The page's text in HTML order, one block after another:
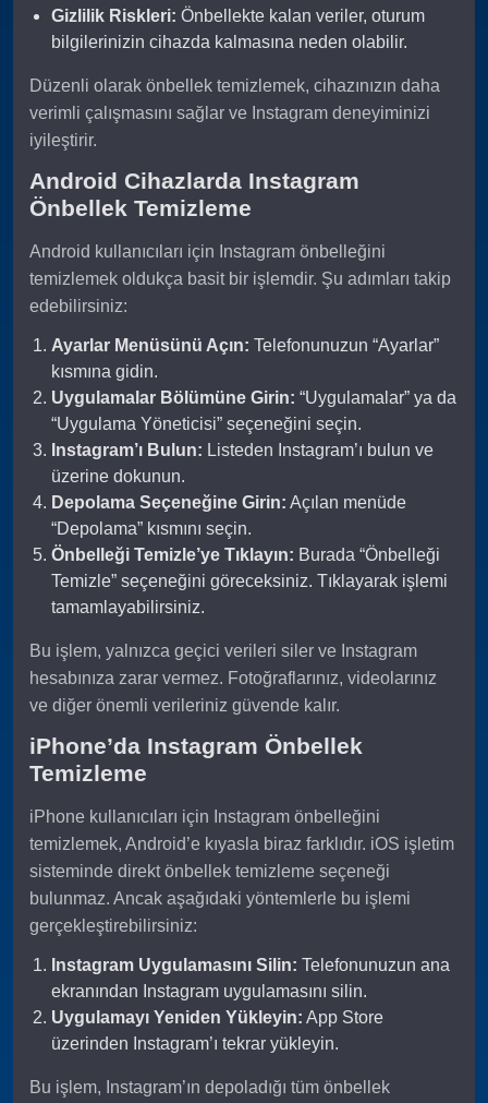
Gizlilik Riskleri: Önbellekte kalan veriler, oturum
bilgilerinizin cihazda kalmasına neden olabilir.
Düzenli olarak önbellek temizlemek, cihazınızın daha
verimli çalışmasını sağlar ve Instagram deneyiminizi
iyileştirir.
Android Cihazlarda Instagram
Önbellek Temizleme
Android kullanıcıları için Instagram önbelleğini
temizlemek oldukça basit bir işlemdir. Şu adımları takip
edebilirsiniz:
Ayarlar Menüsünü Açın: Telefonunuzun “Ayarlar”
kısmına gidin.
Uygulamalar Bölümüne Girin: “Uygulamalar” ya da
“Uygulama Yöneticisi” seçeneğini seçin.
Instagram’ı Bulun: Listeden Instagram’ı bulun ve
üzerine dokunun.
Depolama Seçeneğine Girin: Açılan menüde
“Depolama” kısmını seçin.
Önbelleği Temizle’ye Tıklayın: Burada “Önbelleği
Temizle” seçeneğini göreceksiniz. Tıklayarak işlemi
tamamlayabilirsiniz.
Bu işlem, yalnızca geçici verileri siler ve Instagram
hesabınıza zarar vermez. Fotoğraflarınız, videolarınız
ve diğer önemli verileriniz güvende kalır.
iPhone’da Instagram Önbellek
Temizleme
iPhone kullanıcıları için Instagram önbelleğini
temizlemek, Android’e kıyasla biraz farklıdır. iOS işletim
sisteminde direkt önbellek temizleme seçeneği
bulunmaz. Ancak aşağıdaki yöntemlerle bu işlemi
gerçekleştirebilirsiniz:
Instagram Uygulamasını Silin: Telefonunuzun ana
ekranından Instagram uygulamasını silin.
Uygulamayı Yeniden Yükleyin: App Store
üzerinden Instagram’ı tekrar yükleyin.
Bu işlem, Instagram’ın depoladığı tüm önbellek